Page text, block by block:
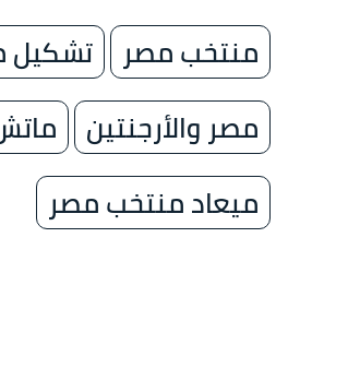
منتخب مصر تشكيل
مصر والأرجنتين
ميعاد منتخب مصر